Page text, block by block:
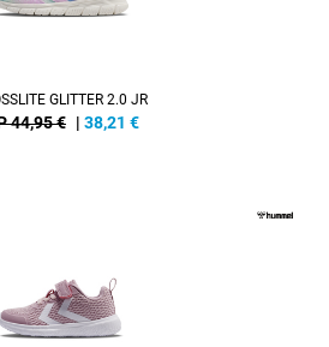
GLITTER 2.0 JR
44,95 € | 38,21 €